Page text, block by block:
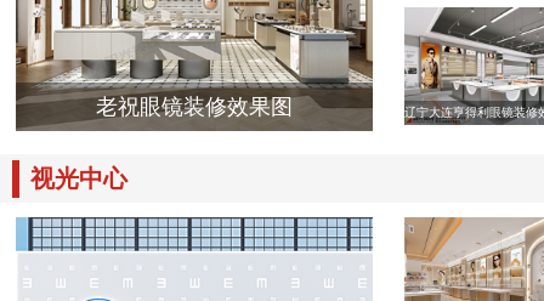
老祝眼镜装修效果图 辽宁大连亨得利眼镜装修
视光中心